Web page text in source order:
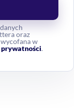
oraz
w
.